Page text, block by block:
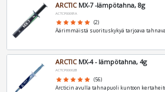
ARCTICMX-7 -lämpötahna, 8g
ACTCP00091A
star star star star star (2)
Äärimmäistä suorituskykyä tarjoava
ARCTICMX-4 - lämpötahna, 4g
ACTCP00002B
star star star star star (56)
Arcticin avulla tahnapuoli kuntoon